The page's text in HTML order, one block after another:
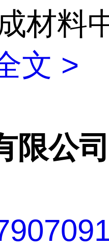
材料
文 >
限公司